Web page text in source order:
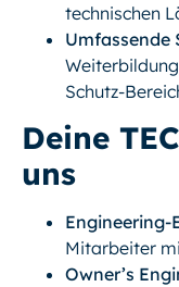
technischen
Umfassende
Schutz-
Deine
uns
Engineering-
Mitarbeiter
Owner’s